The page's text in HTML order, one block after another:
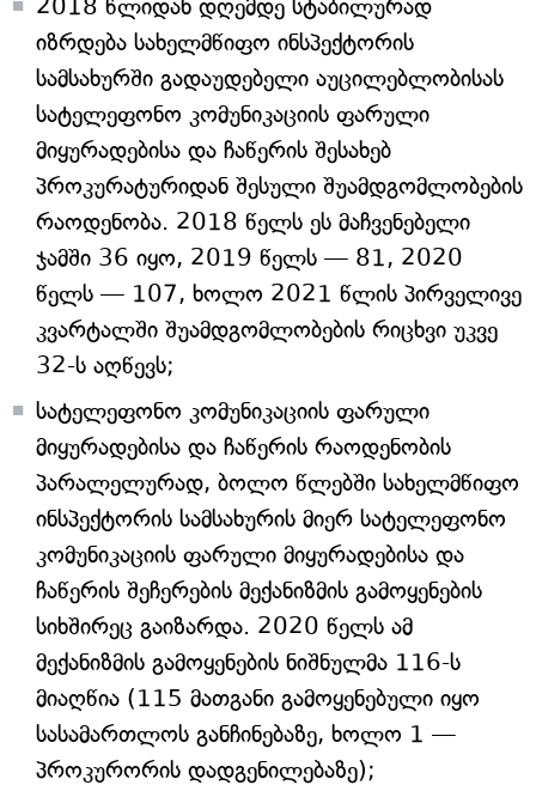
2018 წლიდან დღემდე სტაბილურად
იზრდება სახელმწიფო ინსპექტორის
სამსახურში გადაუდებელი აუცილებლობისას
სატელეფონო კომუნიკაციის ფარული
მიყურადებისა და ჩაწერის შესახებ
პროკურატურიდან შესული შუამდგომლობების
რაოდენობა. 2018 წელს ეს მაჩვენებელი
ჯამში 36 იყო, 2019 წელს — 81, 2020
წელს — 107, ხოლო 2021 წლის პირველივე
კვარტალში შუამდგომლობების რიცხვი უკვე
32-ს აღწევს;
სატელეფონო კომუნიკაციის ფარული
მიყურადებისა და ჩაწერის რაოდენობის
პარალელურად, ბოლო წლებში სახელმწიფო
ინსპექტორის სამსახურის მიერ სატელეფონო
კომუნიკაციის ფარული მიყურადებისა და
ჩაწერის შეჩერების მექანიზმის გამოყენების
სიხშირეც გაიზარდა. 2020 წელს ამ
მექანიზმის გამოყენების ნიშნულმა 116-ს
მიაღწია (115 მათგანი გამოყენებული იყო
სასამართლოს განჩინებაზე, ხოლო 1 —
პროკურორის დადგენილებაზე);